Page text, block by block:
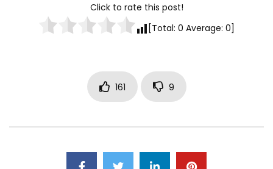
Click to rate this post!
[Total: 0 Average: 0]
161 9